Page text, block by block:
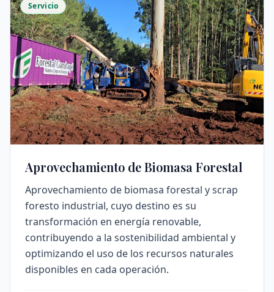
Servicio
Aprovechamiento de Biomasa Forestal
Aprovechamiento de biomasa forestal y scrap
foresto industrial, cuyo destino es su
transformación en energía renovable,
contribuyendo a la sostenibilidad ambiental y
optimizando el uso de los recursos naturales
disponibles en cada operación.